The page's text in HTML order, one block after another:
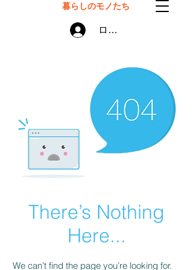
ログイン
暮らしのモノたち
There’s Nothing
Here...
We can’t find the page you’re looking for.